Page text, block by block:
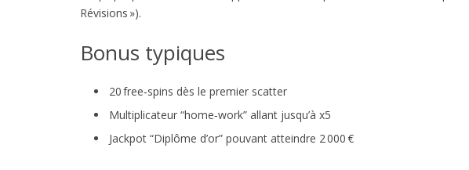
Révisions »).
Bonus typiques
20 free‑spins dès le premier scatter
Multiplicateur “home‑work” allant jusqu’à x5
Jackpot “Diplôme d’or” pouvant atteindre 2 000 €